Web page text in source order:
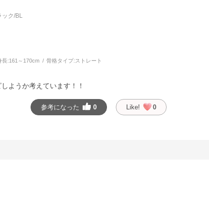
ック/BL
長:161～170cm 骨格タイプ: ストレート
ようか考えています！！
参考になった 0 Like! 0